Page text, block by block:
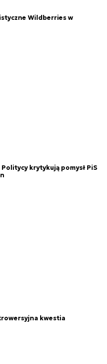
Wildberries w
krytykują pomysł PiS
kwestia